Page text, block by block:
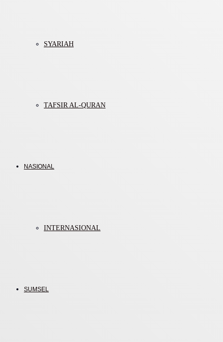
SYARIAH
TAFSIR AL-QURAN
NASIONAL
INTERNASIONAL
SUMSEL